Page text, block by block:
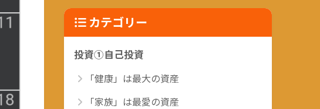
カテゴリー
投資①自己投資
「健康」は最大の資産
「家族」は最愛の資産